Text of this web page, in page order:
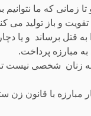
زمانی که ما
و باز تولید می
قتل برساند و یا
مبارزه پرداخت.
زنان شخصی نیست
با قانون زن